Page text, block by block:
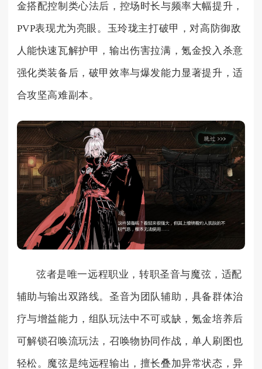
金搭配控制类心法后，控场时长与频率大幅提升，
PVP表现尤为亮眼。玉玲珑主打破甲，对高防御敌
人能快速瓦解护甲，输出伤害拉满，氪金投入杀意
强化类装备后，破甲效率与爆发能力显著提升，适
合攻坚高难副本。
弦者是唯一远程职业，转职圣音与魔弦，适配
辅助与输出双路线。圣音为团队辅助，具备群体治
疗与增益能力，组队玩法中不可或缺，氪金培养后
可解锁召唤流玩法，召唤物协同作战，单人刷图也
轻松。魔弦是纯远程输出，擅长叠加异常状态，异